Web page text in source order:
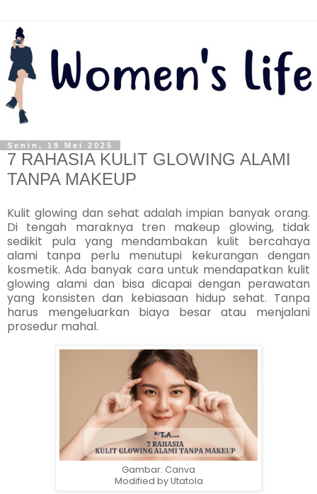
Senin, 19 Mei 2025
7 RAHASIA KULIT GLOWING ALAMI
TANPA MAKEUP
Kulit glowing dan sehat adalah impian banyak orang.
Di tengah maraknya tren makeup glowing, tidak
sedikit pula yang mendambakan kulit bercahaya
alami tanpa perlu menutupi kekurangan dengan
kosmetik. Ada banyak cara untuk mendapatkan kulit
glowing alami dan bisa dicapai dengan perawatan
yang konsisten dan kebiasaan hidup sehat. Tanpa
harus mengeluarkan biaya besar atau menjalani
prosedur mahal.
Gambar: Canva
Modified by Utatola